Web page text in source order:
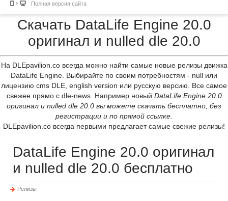
Полная версия сайта
Скачать DataLife Engine 20.0
оригинал и nulled dle 20.0
На DLEpavilion.co всегда можно найти самые новые релизы движка
DataLife Engine. Выбирайте по своим потребностям - null или
лицензию cms DLE, english version или русскую версию. Все самое
свежее прямо с dle-news. Например новый DataLife Engine 20.0
оригинал и nulled dle 20.0 вы можете скачать бесплатно, без
регистрации и по прямой ссылке.
DLEpavilion.co всегда первыми предлагает самые свежие релизы!
DataLife Engine 20.0 оригинал
и nulled dle 20.0 бесплатно
Релизы